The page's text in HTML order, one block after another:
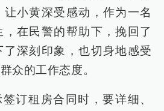
小黄深受感动，作为一名
，在民警的帮助下，挽回了
深刻印象，也切身地感受
众的工作态度。
订租房合同时，要详细、